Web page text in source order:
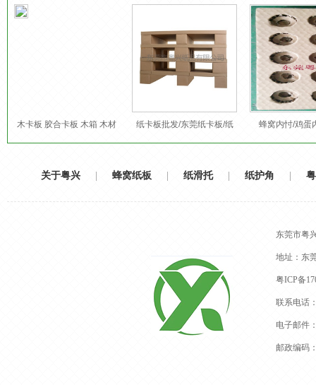
木卡板 胶合卡板 木箱 木材
纸卡板批发/东莞纸卡板/纸
蜂窝内忖/鸡蛋
关于粤兴 蜂窝纸板 纸滑托 纸护角
东莞市粤
地址：东
粤ICP备
联系电话
电子邮件
邮政编码